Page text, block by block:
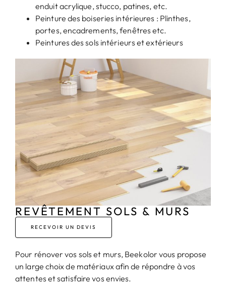
enduit acrylique, stucco, patines, etc.
Peinture des boiseries intérieures : Plinthes,
portes, encadrements, fenêtres etc.
Peintures des sols intérieurs et extérieurs
REVÊTEMENT SOLS & MURS
RECEVOIR UN DEVIS
Pour rénover vos sols et murs, Beekolor vous propose
un large choix de matériaux afin de répondre à vos
attentes et satisfaire vos envies.